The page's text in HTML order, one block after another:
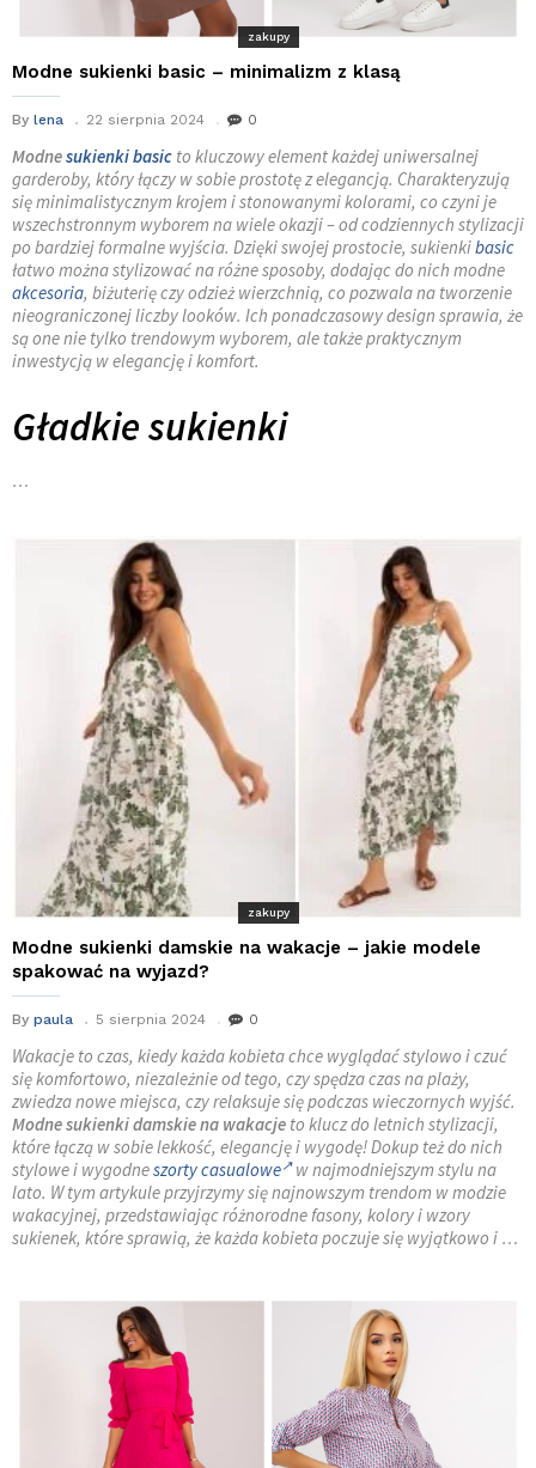
zakupy
Modne sukienki basic – minimalizm z klasą
By lena 22 sierpnia 2024 0
Modnesukienki basic to kluczowy element każdej uniwersalnej
garderoby, który łączy w sobie prostotę z elegancją. Charakteryzują
się minimalistycznym krojem i stonowanymi kolorami, co czyni je
wszechstronnym wyborem na wiele okazji – od codziennych stylizacji
po bardziej formalne wyjścia. Dzięki swojej prostocie, sukienkibasic
łatwo można stylizować na różne sposoby, dodając do nich modne
akcesoria, biżuterię czy odzież wierzchnią, co pozwala na tworzenie
nieograniczonej liczby looków. Ich ponadczasowy design sprawia, że
są one nie tylko trendowym wyborem, ale także praktycznym
inwestycją w elegancję i komfort.
Gładkie sukienki
…
zakupy
Modne sukienki damskie na wakacje – jakie modele
spakować na wyjazd?
By paula 5 sierpnia 2024 0
Wakacje to czas, kiedy każda kobieta chce wyglądać stylowo i czuć
się komfortowo, niezależnie od tego, czy spędza czas na plaży,
zwiedza nowe miejsca, czy relaksuje się podczas wieczornych wyjść.
Modne sukienki damskie na wakacje to klucz do letnich stylizacji,
które łączą w sobie lekkość, elegancję i wygodę! Dokup też do nich
stylowe i wygodneszorty casualowe w najmodniejszym stylu na
lato. W tym artykule przyjrzymy się najnowszym trendom w modzie
wakacyjnej, przedstawiając różnorodne fasony, kolory i wzory
sukienek, które sprawią, że każda kobieta poczuje się wyjątkowo i …